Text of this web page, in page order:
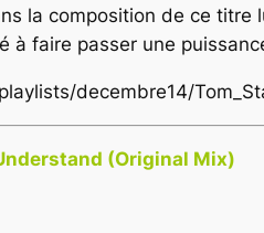
la composition de ce
faire passer une
decembre14/
(Original Mix)